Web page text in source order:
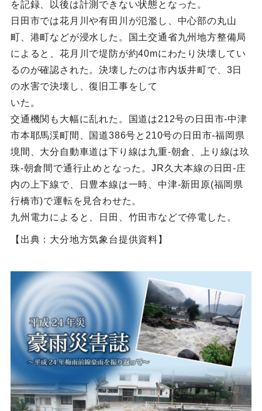
を記録、以後は計測できない状態となった。
日田市では花月川や有田川が氾濫し、中心部の丸山
町、港町などが浸水した。国土交通省九州地方整備局
によると、花月川で堤防が約40mにわたり決壊してい
るのが確認された。決壊したのは市内坂井町で、3日
の水害で決壊し、復旧工事をして
いた。
交通機関も大幅に乱れた。国道は212号の日田市-中津
市本耶馬渓町間、国道386号と210号の日田市-福岡県
境間、大分自動車道は下り線は九重-朝倉、上り線は玖
珠-朝倉間で通行止めとなった。JR久大本線の日田-庄
内の上下線で、日豊本線は一時、中津-新田原(福岡県
行橋市)で運転を見合わせた。
九州電力によると、日田、竹田市などで停電した。
【出典：大分地方気象台提供資料】